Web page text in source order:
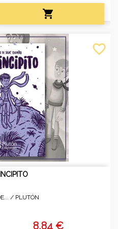

/ PLUTÓN
8,84 €
favorite_border